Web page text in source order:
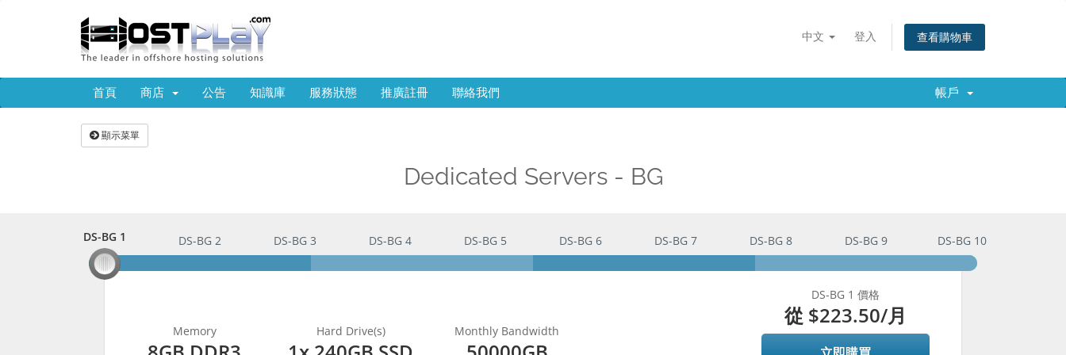
中文 登入 查看購物車
首頁 商店 公告 知識庫 服務狀態 推廣註冊 聯絡我們 帳戶
顯示菜單
Dedicated Servers - BG
DS-BG 1
DS-BG 1 DS-BG 2 DS-BG 3 DS-BG 4 DS-BG 5 DS-BG 6 DS-BG 7 DS-BG 8 DS-BG 9 DS-BG 10
Memory Hard Drive(s) Monthly Bandwidth
DS-BG 1 價格
從 $223.50/月